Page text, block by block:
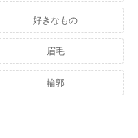
好きなもの
眉毛
輪郭